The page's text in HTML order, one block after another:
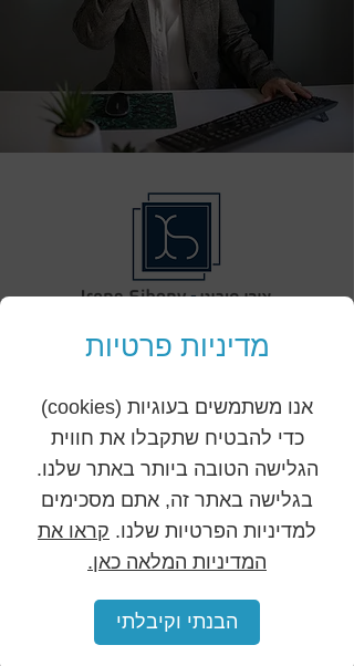
מדיניות פרטיות
אנו משתמשים בעוגיות (cookies)
כדי להבטיח שתקבלו את חווית
הגלישה הטובה ביותר באתר שלנו.
בגלישה באתר זה, אתם מסכימים
למדיניות הפרטיות שלנו. קראו את
המדיניות המלאה כאן.
הבנתי וקיבלתי
פגישה, פנו למשרדנו.
כתובת:
התפוח 5, קדימה
שעות פעילות:
ימים א' - ה' 8:30 - 18:30
העסק אינו פועל בשבת